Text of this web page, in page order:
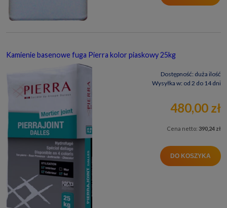
Kamienie basenowe fuga Pierra kolor piaskowy 25kg
Dostępność: duża ilość
Wysyłka w: od 2 do 14 dni
480,00 zł
Cena netto: 390,24 zł
DO KOSZYKA